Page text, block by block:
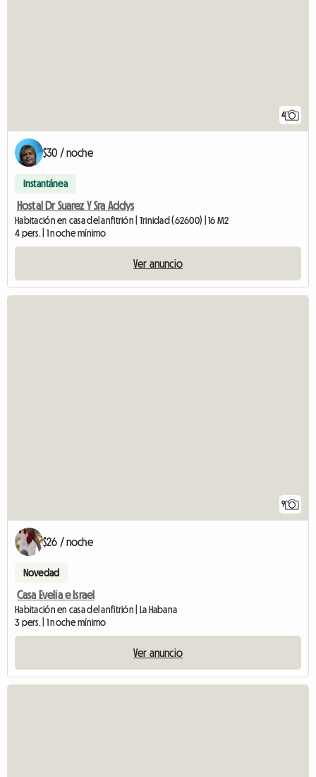
4
$30 / noche
Instantánea
Hostal Dr Suarez Y Sra Addys
Habitación en casa del anfitrión | Trinidad (62600) | 16 M2
4 pers. | 1 noche mínimo
Ver anuncio
9
$26 / noche
Novedad
Casa Evelia e Israel
Habitación en casa del anfitrión | La Habana
3 pers. | 1 noche mínimo
Ver anuncio